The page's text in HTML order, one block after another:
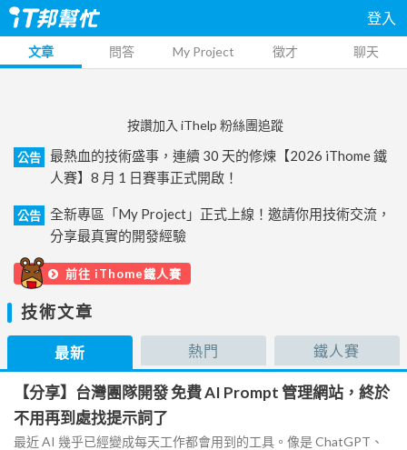
登入
文章 問答 My Project 徵才 聊天
按讚加入 iThelp 粉絲團追蹤
公告
最熱血的技術盛事，連續 30 天的修煉【2026 iThome 鐵
人賽】8 月 1 日賽事正式開啟！
公告
全新專區「My Project」正式上線！邀請你用技術交流，
分享最真實的開發經驗
前往 iThome鐵人賽
技術文章
最新 熱門 鐵人賽
【分享】台灣團隊開發 免費 AI Prompt 管理網站，終於
不用再到處找提示詞了
最近 AI 幾乎已經變成每天工作都會用到的工具。像是 ChatGPT、